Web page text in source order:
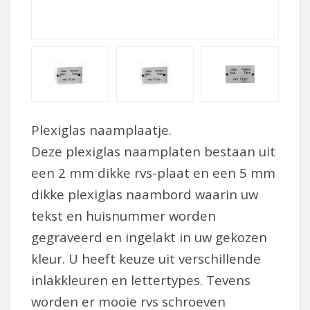
Plexiglas naamplaatje.
Deze plexiglas naamplaten bestaan uit
een 2 mm dikke rvs-plaat en een 5 mm
dikke plexiglas naambord waarin uw
tekst en huisnummer worden
gegraveerd en ingelakt in uw gekozen
kleur. U heeft keuze uit verschillende
inlakkleuren en lettertypes. Tevens
worden er mooie rvs schroeven